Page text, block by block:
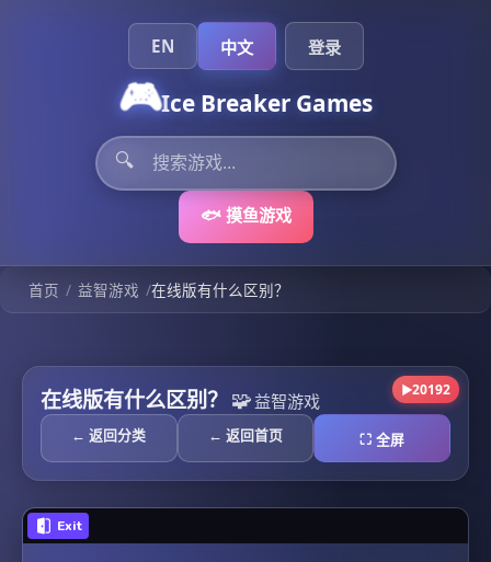
🎮Ice Breaker Games
🔍
🐟 摸鱼游戏
EN 中文 登录
首页 / 益智游戏 /在线版有什么区别？
在线版有什么区别？ ▶20192
🧩 益智游戏
← 返回分类 ← 返回首页 ⛶ 全屏